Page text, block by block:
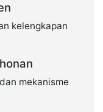
kelengkapan
mekanisme